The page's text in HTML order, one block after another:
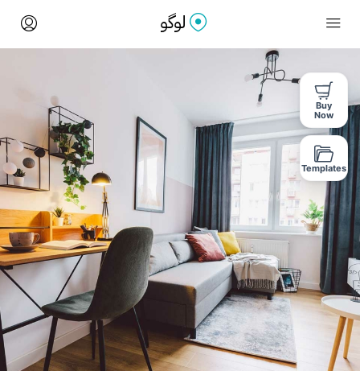
Buy
Now
Templates